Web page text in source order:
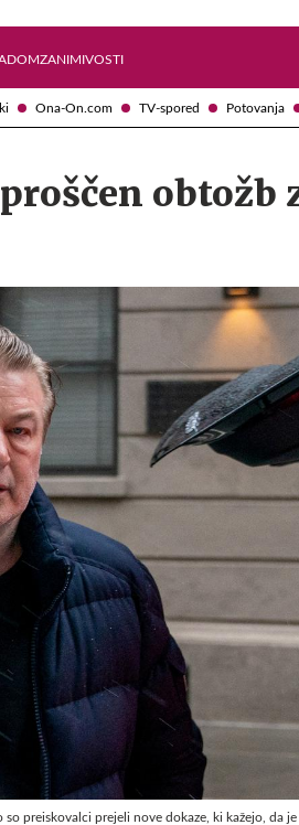
Ona-On.com TV-spored Potovanja
DOMZANIMIVOSTI
obtožb
preiskovalci prejeli nove dokaze, ki kažejo, da